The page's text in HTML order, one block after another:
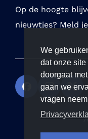
Op de hoogte
nieuwtjes? Meld
We
dat onze
doorgaat
gaan we
vragen neem